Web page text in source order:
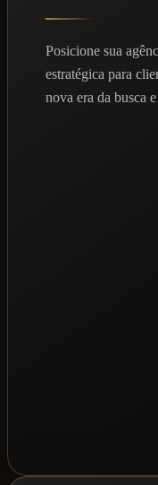
Posicione sua
estratégica para
nova era da busca